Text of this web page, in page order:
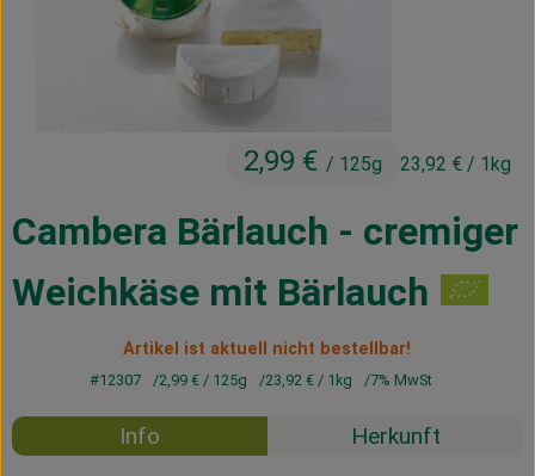
Kühltheke
Vorratskammer
Neues vom Hof
Blog
Cambera Bärlauch - cremiger
Weichkäse mit Bärlauch
2,99 € / 125g 23,92 € / 1kg
Artikel ist aktuell nicht bestellbar!
#12307 2,99 €/ 125g 23,92 €/ 1kg 7% MwSt
Info Herkunft